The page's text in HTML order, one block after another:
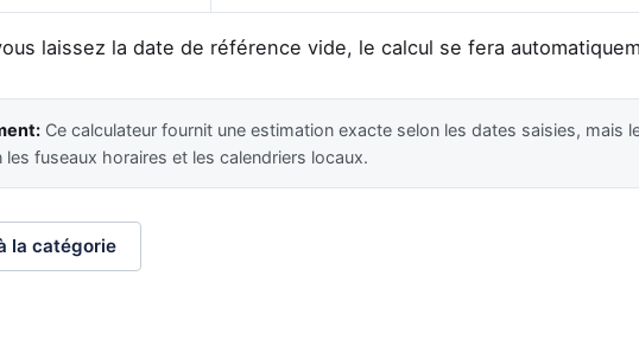
laissez la date de référence vide, le calcul se fera
Ce calculateur fournit une estimation exacte selon les dates saisies, mais
les fuseaux horaires et les calendriers locaux.
la catégorie